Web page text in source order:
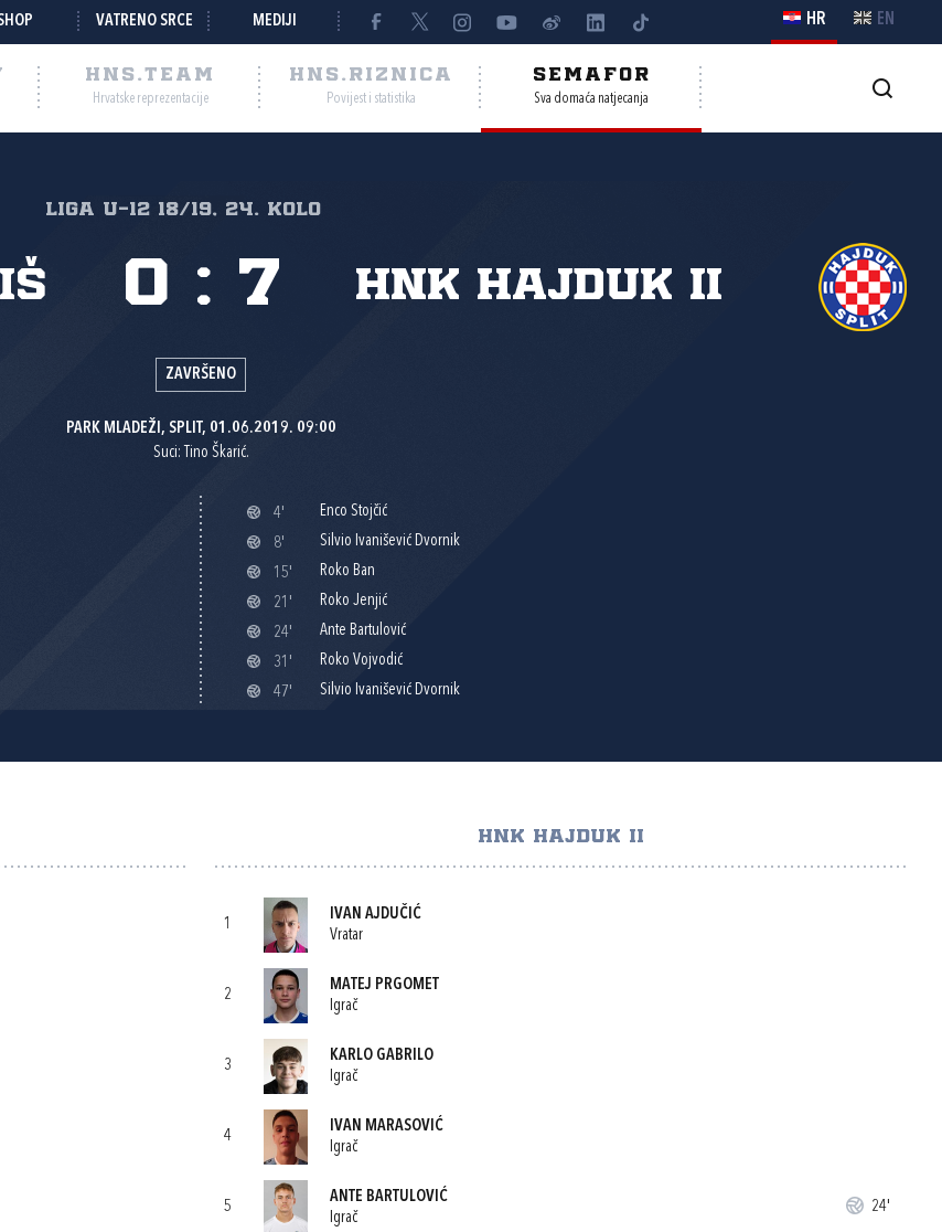
VATRENO SRCE MEDIJI HR EN
HNS.TEAM
Hrvatske reprezentacije
HNS.RIZNICA
Povijest i statistika
SEMAFOR
Sva domaća natjecanja
Liga U-12 18/19, 24. kolo
HNK Hajduk II
0 : 7
ZAVRŠENO
PARK MLADEŽI, SPLIT, 01.06.2019. 09:00
Suci: Tino Škarić.
4'
Enco Stojčić
8'
Silvio Ivanišević Dvornik
15'
Roko Ban
21'
Roko Jenjić
24'
Ante Bartulović
31'
Roko Vojvodić
47'
Silvio Ivanišević Dvornik
HNK HAJDUK II
1
IVAN AJDUČIĆ
Vratar
2
MATEJ PRGOMET
Igrač
3
KARLO GABRILO
Igrač
4
IVAN MARASOVIĆ
Igrač
5
ANTE BARTULOVIĆ
Igrač
24'